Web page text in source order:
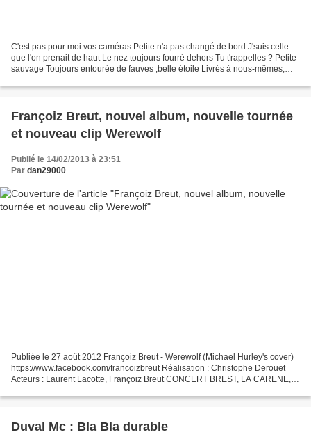
C'est pas pour moi vos caméras Petite n'a pas changé de bord J'suis celle
que l'on prenait de haut Le nez toujours fourré dehors Tu t'rappelles ? Petite
sauvage Toujours entourée de fauves ,belle étoile Livrés à nous-mêmes,
Françoiz Breut, nouvel album, nouvelle tournée
et nouveau clip Werewolf
Publié le 14/02/2013 à 23:51
Par dan29000
Publiée le 27 août 2012 Françoiz Breut - Werewolf (Michael Hurley's cover)
https://www.facebook.com/francoizbreut Réalisation : Christophe Derouet
Acteurs : Laurent Lacotte, Françoiz Breut CONCERT BREST, LA CARENE,
Duval Mc : Bla Bla durable